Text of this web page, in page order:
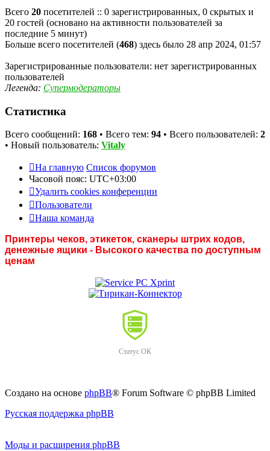
Всего 20 посетителей :: 0 зарегистрированных, 0 скрытых и
20 гостей (основано на активности пользователей за
последние 5 минут)
Больше всего посетителей (468) здесь было 28 апр 2024, 01:57
Зарегистрированные пользователи: нет зарегистрированных
пользователей
Легенда: Супермодераторы
Статистика
Всего сообщений: 168 • Всего тем: 94 • Всего пользователей: 2
• Новый пользователь: Vitaly
На главную Список форумов
Часовой пояс: UTC+03:00
Удалить cookies конференции
Пользователи
Наша команда
Принтеры чеков, этикеток, сканеры штрих кодов,
денежные ящики - Высокого качества по доступным
ценам
Статус ОК
Создано на основе phpBB® Forum Software © phpBB Limited
Русская поддержка phpBB
Моды и расширения phpBB